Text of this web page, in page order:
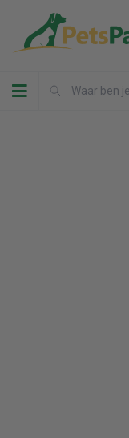
Toggle navigation
Uw